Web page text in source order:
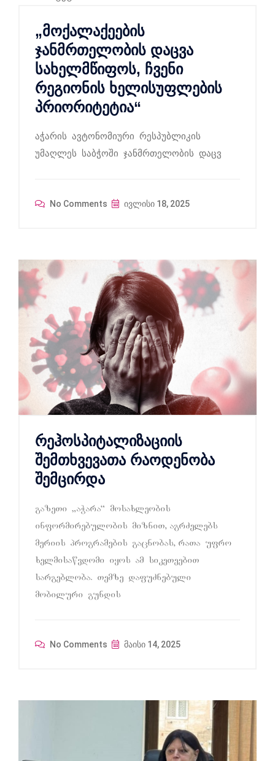
„მოქალაქეების
ჯანმრთელობის დაცვა
სახელმწიფოს, ჩვენი
რეგიონის ხელისუფლების
პრიორიტეტია“
აჭარის ავტონომიური რესპუბლიკის
უმაღლეს საბჭოში ჯანმრთელობის დაცვ
No Comments ივლისი 18, 2025
რეჰოსპიტალიზაციის
შემთხვევათა რაოდენობა
შემცირდა
gazeTi `aWara~ mosaxleobis
informirebulobis mizniT, agrZelebs
meriis programebis gacnobas, raTa ufro
xelmisawvdomi iyos am sikeTeebiT
sargebloba. Temze dafuZnebuli
mobiluri gundis
No Comments მაისი 14, 2025